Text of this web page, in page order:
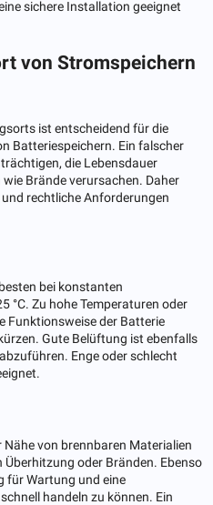
sichere Installation geeignet
von Stromspeichern
ist entscheidend für die
Batteriespeichern. Ein falscher
die Lebensdauer
Brände verursachen. Daher
rechtliche Anforderungen
bei konstanten
°C. Zu hohe Temperaturen oder
Funktionsweise der Batterie
Gute Belüftung ist ebenfalls
Enge oder schlecht
von brennbaren Materialien
oder Bränden. Ebenso
für Wartung und eine
handeln zu können. Ein